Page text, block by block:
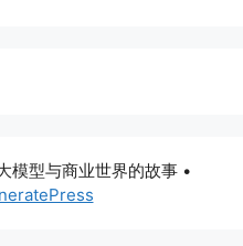
模型与商业世界的故事 •